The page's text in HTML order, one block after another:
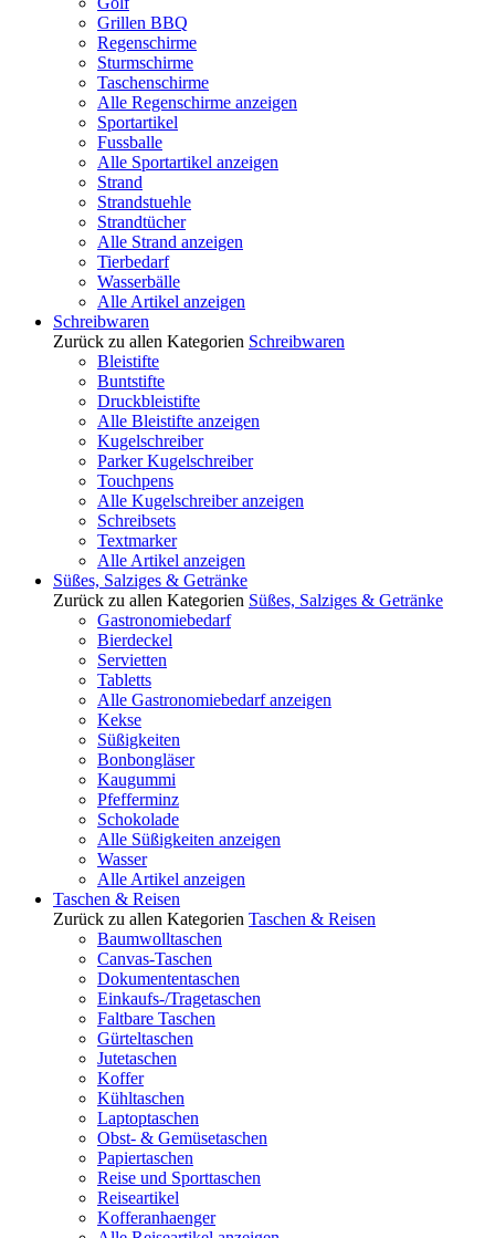
Grillen BBQ
Regenschirme
Sturmschirme
Taschenschirme
Alle Regenschirme anzeigen
Sportartikel
Fussballe
Alle Sportartikel anzeigen
Strand
Strandstuehle
Strandtücher
Alle Strand anzeigen
Tierbedarf
Wasserbälle
Alle Artikel anzeigen
Schreibwaren
Zurück zu allen Kategorien Schreibwaren
Bleistifte
Buntstifte
Druckbleistifte
Alle Bleistifte anzeigen
Kugelschreiber
Parker Kugelschreiber
Touchpens
Alle Kugelschreiber anzeigen
Schreibsets
Textmarker
Alle Artikel anzeigen
Süßes, Salziges & Getränke
Zurück zu allen Kategorien Süßes, Salziges & Getränke
Gastronomiebedarf
Bierdeckel
Servietten
Tabletts
Alle Gastronomiebedarf anzeigen
Kekse
Süßigkeiten
Bonbongläser
Kaugummi
Pfefferminz
Schokolade
Alle Süßigkeiten anzeigen
Wasser
Alle Artikel anzeigen
Taschen & Reisen
Zurück zu allen Kategorien Taschen & Reisen
Baumwolltaschen
Canvas-Taschen
Dokumententaschen
Einkaufs-/Tragetaschen
Faltbare Taschen
Gürteltaschen
Jutetaschen
Koffer
Kühltaschen
Laptoptaschen
Obst- & Gemüsetaschen
Papiertaschen
Reise und Sporttaschen
Reiseartikel
Kofferanhaenger